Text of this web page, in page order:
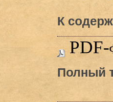
К
PDF-
Полный